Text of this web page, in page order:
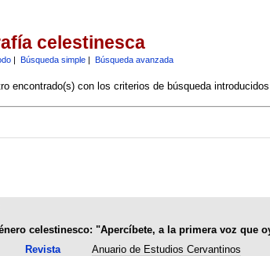
celestinesca
| Búsqueda simple| Búsqueda avanzada
encontrado(s) con los criterios de búsqueda
celestinesco: "Apercíbete, a la primera voz que
Revista Anuario de Estudios Cervantinos